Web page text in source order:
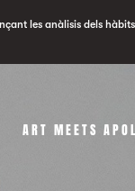
les anàlisis dels
ART MEETS